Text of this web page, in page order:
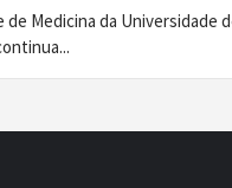
de Medicina da Universidade